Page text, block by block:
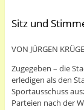
Sitz und
VON JÜRGEN
Zugegeben – die
erledigen als den
Sportausschuss
Parteien nach der